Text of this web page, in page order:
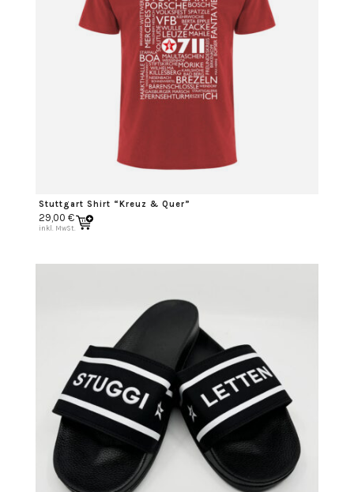
Stuttgart Shirt “Kreuz & Quer”
29,00 €
inkl. MwSt.